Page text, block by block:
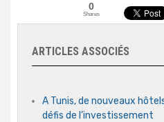
0
Shares
ARTICLES ASSOCIÉS
A Tunis, de nouveaux
défis de l’investissement